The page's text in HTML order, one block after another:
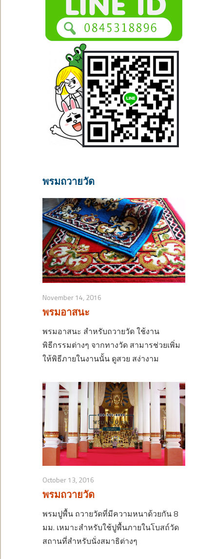
พรมถวายวัด
November 14, 2016
พรมอาสนะ
พรมอาสนะ สำหรับถวายวัด ใช้งาน
พิธีกรรมต่างๆ จากทางวัด สามารช่วยเพิ่ม
ให้พิธีภายในงานนั้น ดูสวย สง่างาม
October 13, 2016
พรมถวายวัด
พรมปูพื้น ถวายวัดที่มีความหนาด้วยกัน 8
มม. เหมาะสำหรับใช้ปูพื้นภายในโบสถ์วัด
สถานที่สำหรับนั่งสมาธิต่างๆ